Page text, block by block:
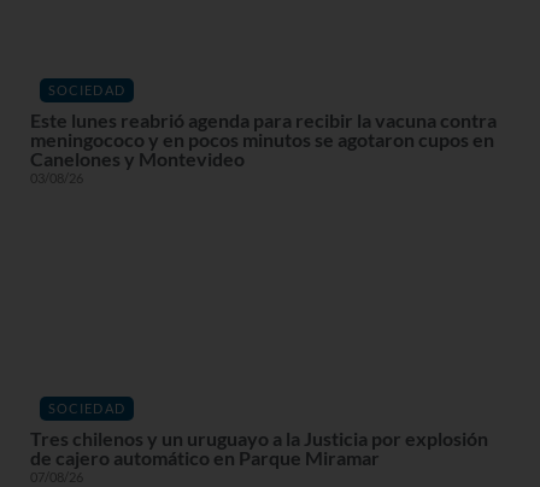
SOCIEDAD
Este lunes reabrió agenda para recibir la vacuna contra
meningococo y en pocos minutos se agotaron cupos en
Canelones y Montevideo
03/08/26
SOCIEDAD
Tres chilenos y un uruguayo a la Justicia por explosión
de cajero automático en Parque Miramar
07/08/26